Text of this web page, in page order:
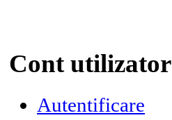
Cont utilizator
Autentificare